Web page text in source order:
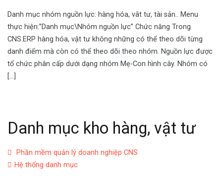
Danh mục nhóm nguồn lực: hàng hóa, vât tư, tài sản.. Menu
thực hiện:”Danh mục\Nhóm nguồn lực” Chức năng Trong
CNS.ERP hàng hóa, vật tư không những có thể theo dõi từng
danh điểm mà còn có thể theo dõi theo nhóm. Nguồn lực được
tổ chức phân cấp dưới dạng nhóm Mẹ-Con hình cây. Nhóm có
[…]
Danh mục kho hàng, vật tư
Phần mềm quản lý doanh nghiệp CNS
Hệ thống danh mục